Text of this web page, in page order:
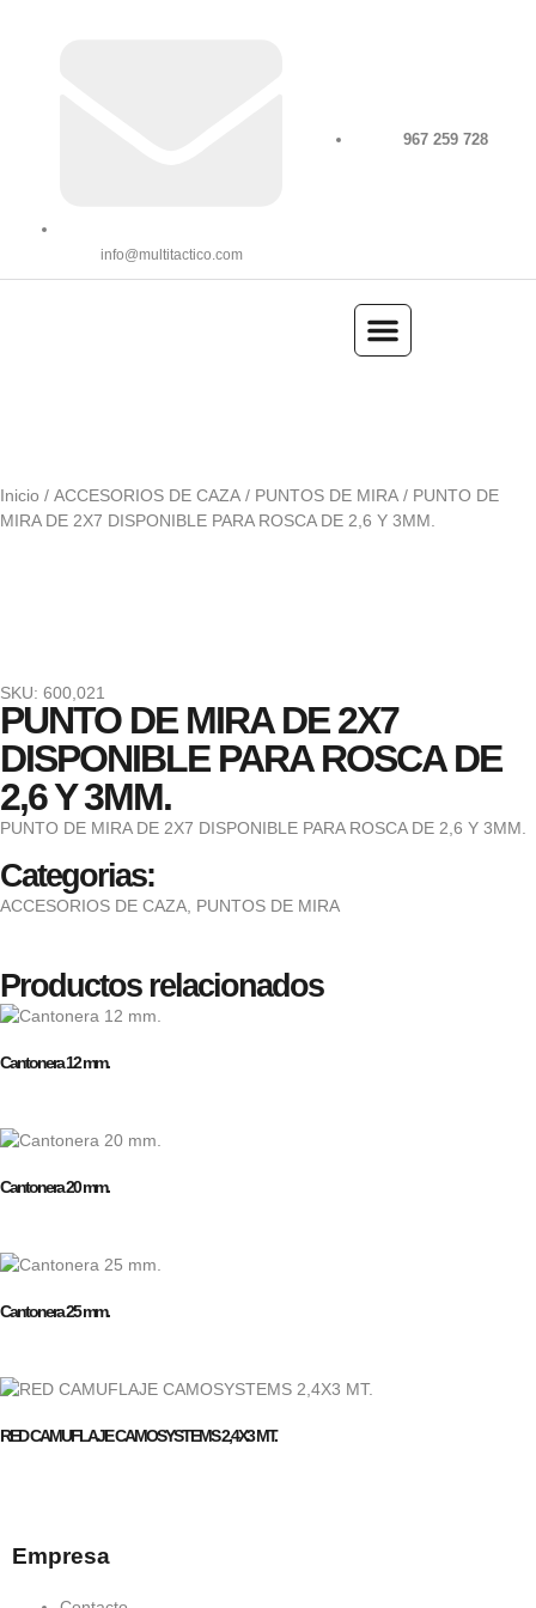
info@multitactico.com
967 259 728
Inicio / ACCESORIOS DE CAZA / PUNTOS DE MIRA / PUNTO DE
MIRA DE 2X7 DISPONIBLE PARA ROSCA DE 2,6 Y 3MM.
SKU: 600,021
PUNTO DE MIRA DE 2X7
DISPONIBLE PARA ROSCA DE
2,6 Y 3MM.
PUNTO DE MIRA DE 2X7 DISPONIBLE PARA ROSCA DE 2,6 Y 3MM.
Categorias:
ACCESORIOS DE CAZA PUNTOS DE MIRA
Productos relacionados
Cantonera 12 mm.
Cantonera 20 mm.
Cantonera 25 mm.
RED CAMUFLAJE CAMOSYSTEMS 2,4X3 MT.
Empresa